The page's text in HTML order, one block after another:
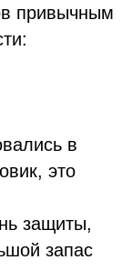
привычным
в
это
защиты,
запас